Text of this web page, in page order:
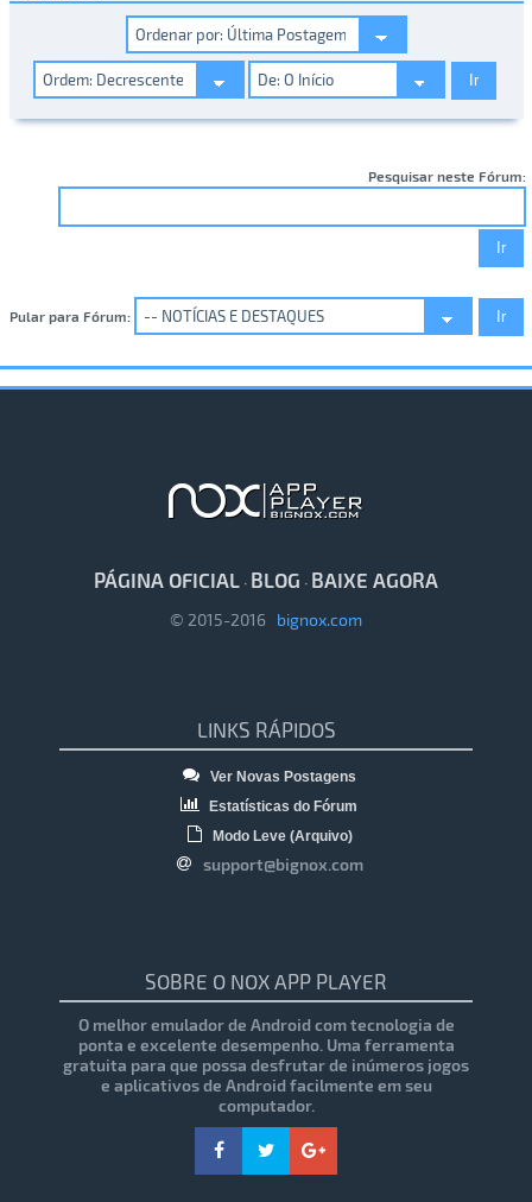
Pesquisar neste Fórum:
Pular para Fórum:
PÁGINA OFICIAL · BLOG · BAIXE AGORA
© 2015-2016 bignox.com
LINKS RÁPIDOS
Ver Novas Postagens
Estatísticas do Fórum
Modo Leve (Arquivo)
support@bignox.com
SOBRE O NOX APP PLAYER
O melhor emulador de Android com tecnologia de
ponta e excelente desempenho. Uma ferramenta
gratuita para que possa desfrutar de inúmeros jogos
e aplicativos de Android facilmente em seu
computador.